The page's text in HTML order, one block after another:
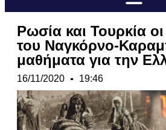
Ρωσία και Τουρκία
του Ναγκόρνο-
μαθήματα για την
16/11/2020 19:46